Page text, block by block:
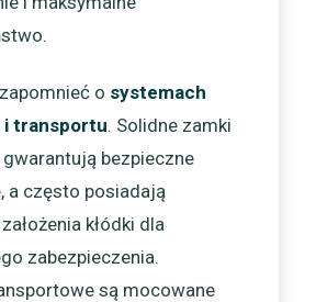
o systemach
i transportu. Solidne zamki
bezpieczne
a często posiadają
kłódki dla
zabezpieczenia.
są mocowane